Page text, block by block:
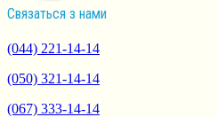
Связаться з нами
(044) 221-14-14
(050) 321-14-14
(067) 333-14-14